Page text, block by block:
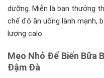
dưỡng. Miễn là bạn thưởng
chế độ ăn uống lành mạnh,
lượng calo.
Mẹo Nhỏ Để Biến Bữa
Đậm Đà